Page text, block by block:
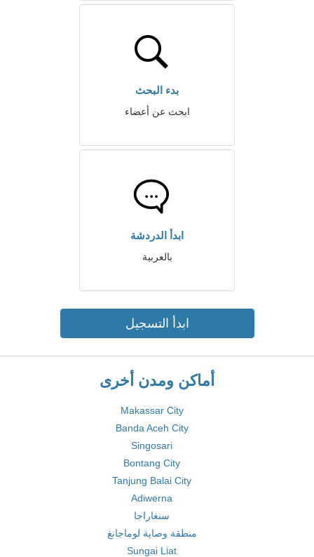
بدء البحث
ابحث عن أعضاء
ابدأ الدردشة
بالعربية
ابدأ التسجيل
أماكن ومدن أخرى
Makassar City
Banda Aceh City
Singosari
Bontang City
Tanjung Balai City
Adiwerna
سنغاراجا
منطقة وصاية لوماجانغ
Sungai Liat